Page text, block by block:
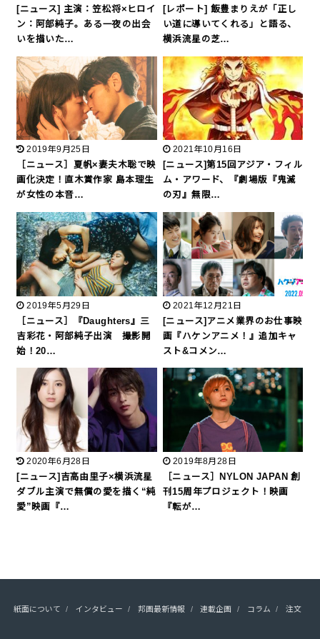
[ニュース] 主演：笠松将×ヒロイ
ン：阿部純子。ある一夜の出会
いを描いた…
[レポート] 飯豊まりえが「正し
い道に導いてくれる」と語る、
横浜流星の芝…
2019年9月25日
［ニュース］夏帆×妻夫木聡で映
画化決定！直木賞作家 島本理生
が女性の本音…
2021年10月16日
[ニュース]第15回アジア・フィル
ム・アワード、『劇場版『鬼滅
の刃』無限…
2019年5月29日
［ニュース］『Daughters』三
吉彩花・阿部純⼦出演 撮影開
始！20…
2021年12月21日
[ニュース]アニメ業界のお仕事映
画『ハケンアニメ！』追加キャ
スト&コメン…
2020年6月28日
[ニュース]吉高由里子×横浜流星
ダブル主演で無償の愛を描く“純
愛”映画『…
2019年8月28日
［ニュース］NYLON JAPAN 創
刊15周年プロジェクト！映画
『転が…
紙面について インタビュー 邦画最新情報 連載企画 コラム 注文